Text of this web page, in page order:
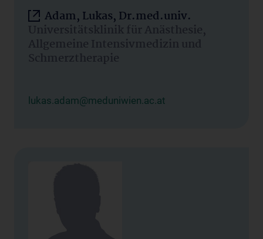
Adam, Lukas, Dr.med.univ.
Universitätsklinik für Anästhesie,
Allgemeine Intensivmedizin und
Schmerztherapie
lukas.adam@meduniwien.ac.at